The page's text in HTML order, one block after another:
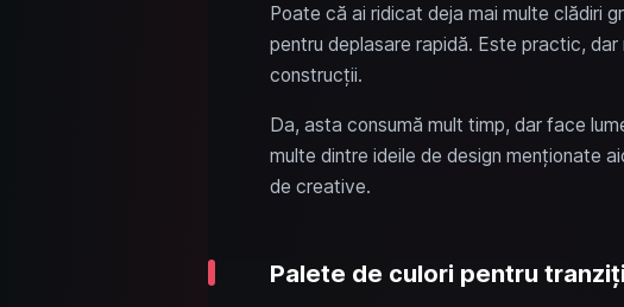
Poate că ai ridicat deja mai multe clădiri
pentru deplasare rapidă. Este practic,
construcții.
Da, asta consumă mult timp, dar face
multe dintre ideile de design menționate
de creative.
Palete de culori pentru